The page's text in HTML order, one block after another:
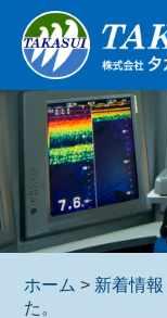
ホーム > 新着情報
た。